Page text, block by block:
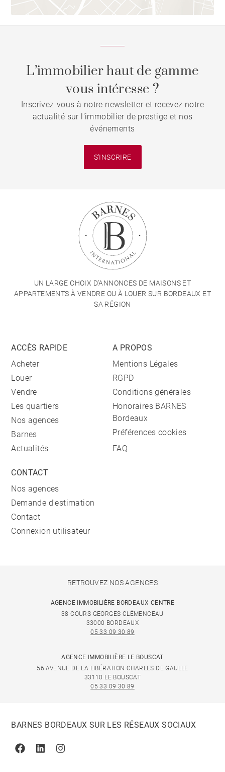
L’immobilier haut de gamme
vous intéresse ?
Inscrivez-vous à notre newsletter et recevez notre
actualité sur l'immobilier de prestige et nos
événements
S'INSCRIRE
UN LARGE CHOIX D'ANNONCES DE MAISONS ET
APPARTEMENTS À VENDRE OU À LOUER SUR BORDEAUX ET
SA RÉGION
ACCÈS RAPIDE
Acheter
Louer
Vendre
Les quartiers
Nos agences
Barnes
Actualités
A PROPOS
Mentions Légales
RGPD
Conditions générales
Honoraires BARNES
Bordeaux
Préférences cookies
FAQ
CONTACT
Nos agences
Demande d'estimation
Contact
Connexion utilisateur
RETROUVEZ NOS AGENCES
AGENCE IMMOBILIÈRE BORDEAUX CENTRE
38 COURS GEORGES CLÉMENCEAU
33000 BORDEAUX
05 33 09 30 89
AGENCE IMMOBILIÈRE LE BOUSCAT
56 AVENUE DE LA LIBÉRATION CHARLES DE GAULLE
33110 LE BOUSCAT
05 33 09 30 89
BARNES BORDEAUX SUR LES RÉSEAUX SOCIAUX
FacebookLinkedinInstagram